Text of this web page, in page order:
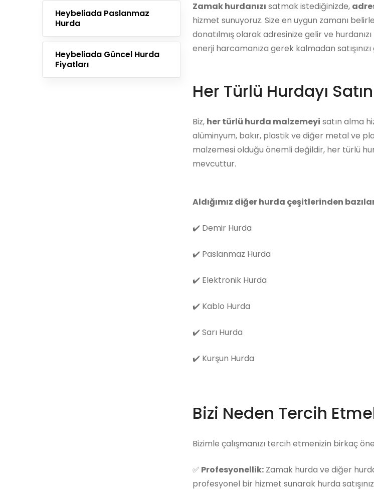
Heybeliada Paslanmaz
Hurda
Heybeliada Güncel Hurda
Fiyatları
Zamak hurdanızı satmak istediğinizde,
hizmet sunuyoruz. Size en uygun zamanı
donatılmış olarak adresinize gelir ve
enerji harcamanıza gerek kalmadan
Her Türlü Hurdayı
Biz, her türlü hurda malzemeyi satın alma
alüminyum, bakır, plastik ve diğer metal ve
malzemesi olduğu önemli değildir, her türlü
mevcuttur.
Aldığımız diğer hurda çeşitlerinden
✔️ Demir Hurda
✔️ Paslanmaz Hurda
✔️ Elektronik Hurda
✔️ Kablo Hurda
✔️ Sarı Hurda
✔️ Kurşun Hurda
Bizi Neden Tercih
Bizimle çalışmanızı tercih etmenizin birkaç
✅ Profesyonellik: Zamak hurda ve diğer
profesyonel bir hizmet sunarak hurda